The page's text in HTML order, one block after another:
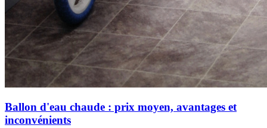
Ballon d'eau chaude : prix moyen, avantages et
inconvénients